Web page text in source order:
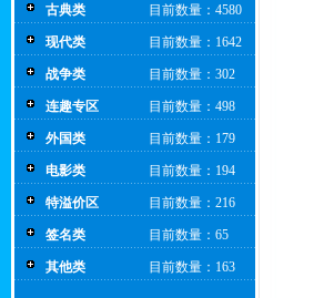
古典类 目前数量：4580
现代类 目前数量：1642
战争类 目前数量：302
连趣专区 目前数量：498
外国类 目前数量：179
电影类 目前数量：194
特溢价区 目前数量：216
签名类 目前数量：65
其他类 目前数量：163